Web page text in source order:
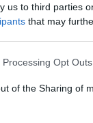
us to third parties
that may
website/app uses
or usage
to Google and its
specified
Opt Outs
of the Sharing of
Basil